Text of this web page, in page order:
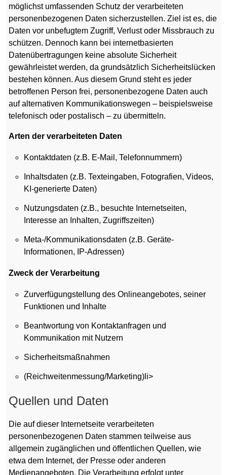
möglichst umfassenden Schutz der verarbeiteten
personenbezogenen Daten sicherzustellen. Ziel ist es, die
Daten vor unbefugtem Zugriff, Verlust oder Missbrauch zu
schützen. Dennoch kann bei internetbasierten
Datenübertragungen keine absolute Sicherheit
gewährleistet werden, da grundsätzlich Sicherheitslücken
bestehen können. Aus diesem Grund steht es jeder
betroffenen Person frei, personenbezogene Daten auch
auf alternativen Kommunikationswegen – beispielsweise
telefonisch oder postalisch – zu übermitteln.
Arten der verarbeiteten Daten
Kontaktdaten (z.B. E-Mail, Telefonnummern)
Inhaltsdaten (z.B. Texteingaben, Fotografien, Videos,
KI-generierte Daten)
Nutzungsdaten (z.B., besuchte Internetseiten,
Interesse an Inhalten, Zugriffszeiten)
Meta-/Kommunikationsdaten (z.B. Geräte-
Informationen, IP-Adressen)
Zweck der Verarbeitung
Zurverfügungstellung des Onlineangebotes, seiner
Funktionen und Inhalte
Beantwortung von Kontaktanfragen und
Kommunikation mit Nutzern
Sicherheitsmaßnahmen
(Reichweitenmessung/Marketing)li>
Quellen und Daten
Die auf dieser Internetseite verarbeiteten
personenbezogenen Daten stammen teilweise aus
allgemein zugänglichen und öffentlichen Quellen, wie
etwa dem Internet, der Presse oder anderen
Medienangeboten. Die Verarbeitung erfolgt unter